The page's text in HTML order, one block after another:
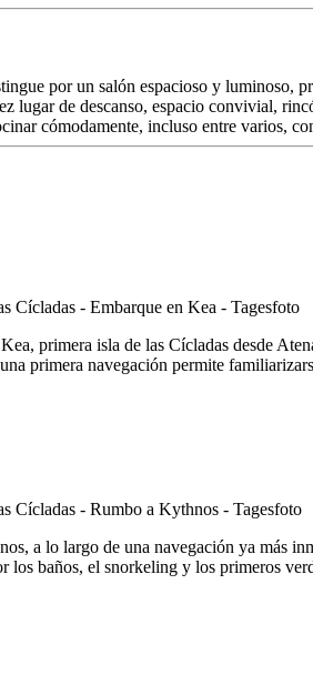
por un salón espacioso y luminoso,
lugar de descanso, espacio convivial,
cómodamente, incluso entre varios,
primera isla de las Cícladas desde
primera navegación permite
a lo largo de una navegación ya más
los baños, el snorkeling y los primeros